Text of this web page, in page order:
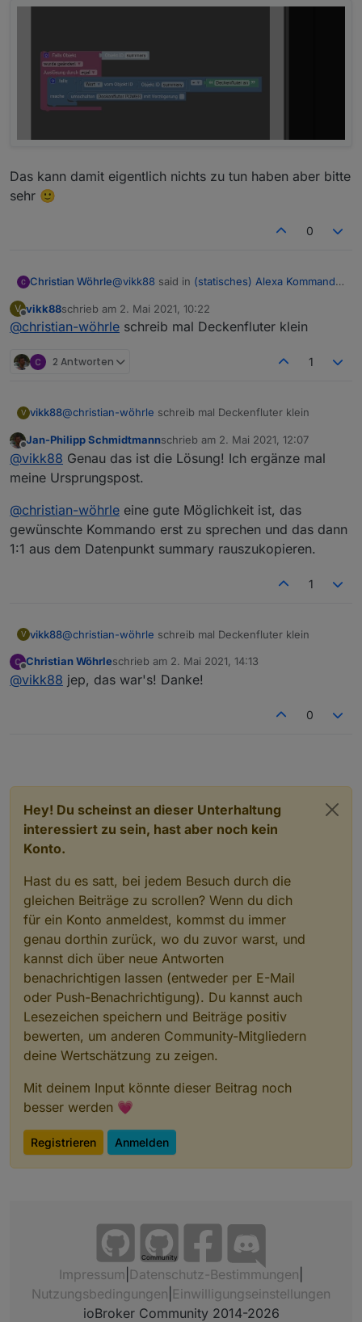
Das kann damit eigentlich nichts zu tun haben aber bitte
sehr 🙂
0
Christian Wöhrle@vikk88 said in (statisches) Alexa Kommando
@christian-wöhrlezeig mal dein blockly
Das kann damit eigentlich nichts zu tun haben
V
Offline
vikk88schrieb am 2. Mai 2021, 10:22
zuletzt editiert von
@christian-wöhrle schreib mal Deckenfluter klein
2 Antworten 1
V vikk88@christian-wöhrle schreib mal Deckenfluter klein
Offline
Jan-Philipp Schmidtmannschrieb am 2. Mai 2021, 12:07
zuletzt editiert von
@vikk88 Genau das ist die Lösung! Ich ergänze mal
meine Ursprungspost.
@christian-wöhrle eine gute Möglichkeit ist, das
gewünschte Kommando erst zu sprechen und das dann
1:1 aus dem Datenpunkt summary rauszukopieren.
1
V vikk88@christian-wöhrle schreib mal Deckenfluter klein
Offline
Christian Wöhrleschrieb am 2. Mai 2021, 14:13
zuletzt editiert von
@vikk88 jep, das war's! Danke!
0
Hey! Du scheinst an dieser Unterhaltung
interessiert zu sein, hast aber noch kein
Konto.
Hast du es satt, bei jedem Besuch durch die
gleichen Beiträge zu scrollen? Wenn du dich
für ein Konto anmeldest, kommst du immer
genau dorthin zurück, wo du zuvor warst, und
kannst dich über neue Antworten
benachrichtigen lassen (entweder per E-Mail
oder Push-Benachrichtigung). Du kannst auch
Lesezeichen speichern und Beiträge positiv
bewerten, um anderen Community-Mitgliedern
deine Wertschätzung zu zeigen.
Mit deinem Input könnte dieser Beitrag noch
besser werden 💗
Registrieren Anmelden
Community
Impressum Datenschutz-Bestimmungen
Nutzungsbedingungen Einwilligungseinstellungen
ioBroker Community 2014-2026